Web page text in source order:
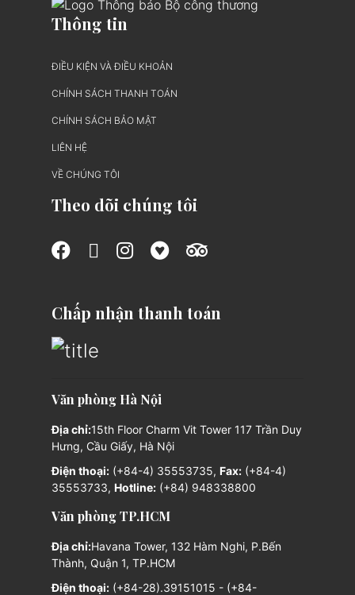
Thông tin
ĐIỀU KIỆN VÀ ĐIỀU KHOẢN
CHÍNH SÁCH THANH TOÁN
CHÍNH SÁCH BẢO MẬT
LIÊN HỆ
VỀ CHÚNG TÔI
Theo dõi chúng tôi
Chấp nhận thanh toán
Văn phòng Hà Nội
Địa chỉ:15th Floor Charm Vit Tower 117 Trần Duy
Hưng, Cầu Giấy, Hà Nội
Điện thoại: (+84-4) 35553735, Fax: (+84-4)
35553733, Hotline: (+84) 948338800
Văn phòng TP.HCM
Địa chỉ:Havana Tower, 132 Hàm Nghi, P.Bến
Thành, Quận 1, TP.HCM
Điện thoại: (+84-28).39151015 - (+84-